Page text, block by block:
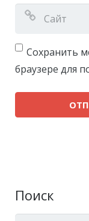
Сохранить
браузере для
Поиск